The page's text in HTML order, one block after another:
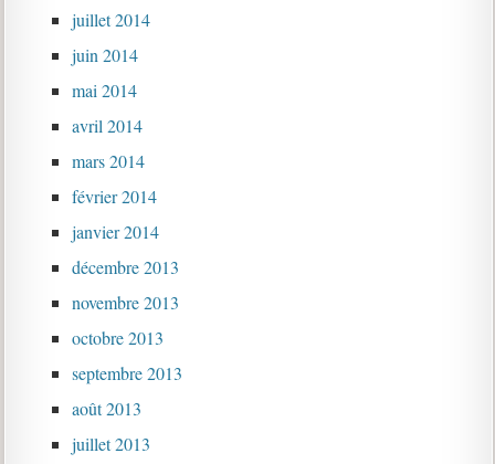
juillet 2014
juin 2014
mai 2014
avril 2014
mars 2014
février 2014
janvier 2014
décembre 2013
novembre 2013
octobre 2013
septembre 2013
août 2013
juillet 2013